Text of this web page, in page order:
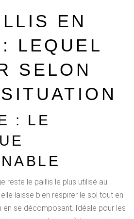
EN
LEQUEL
SELON
: LE
reste le paillis le plus utilisé au
laisse bien respirer le sol tout en
se décomposant. Idéale pour les